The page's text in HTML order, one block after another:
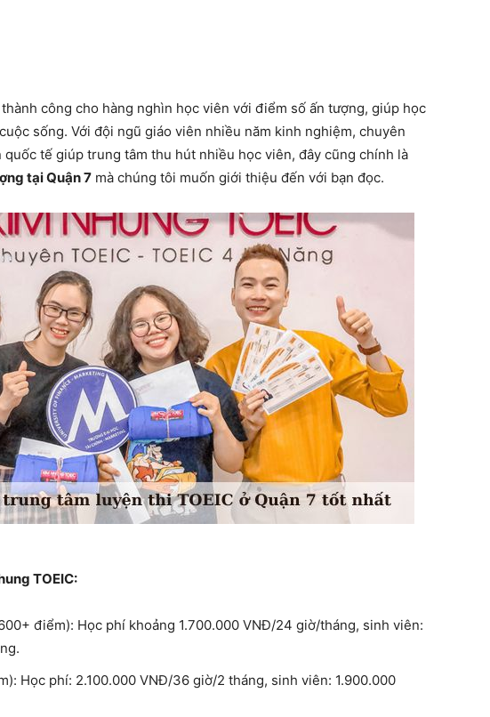
công cho hàng nghìn học viên với điểm số ấn tượng, giúp học
sống. Với đội ngũ giáo viên nhiều năm kinh nghiệm, chuyên
tế giúp trung tâm thu hút nhiều học viên, đây cũng chính là
tại Quận 7 mà chúng tôi muốn giới thiệu đến với bạn đọc.
TOEIC:
điểm): Học phí khoảng 1.700.000 VNĐ/24 giờ/tháng, sinh viên:
Học phí: 2.100.000 VNĐ/36 giờ/2 tháng, sinh viên: 1.900.000